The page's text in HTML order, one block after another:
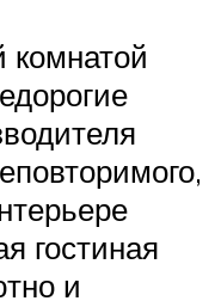
комнатой
гостиная
и